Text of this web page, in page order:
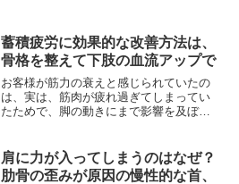
蓄積疲労に効果的な改善方法は、
骨格を整えて下肢の血流アップで
お客様が筋力の衰えと感じられていたの
は、実は、筋肉が疲れ過ぎてしまってい
たためで、脚の動きにまで影響を及ぼし
肩に力が入ってしまうのはなぜ？
肋骨の歪みが原因の慢性的な首、